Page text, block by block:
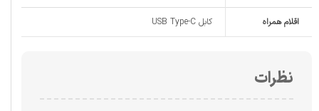
اقلام همراه کابل USB Type-C
نظرات